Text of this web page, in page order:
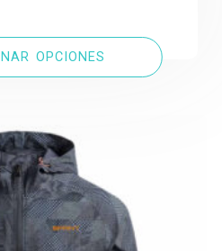
OPCIONES